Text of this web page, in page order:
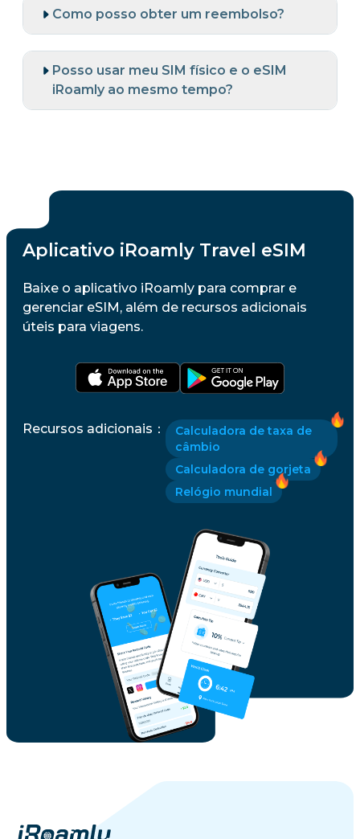
Como posso obter um reembolso?
Posso usar meu SIM físico e o eSIM
iRoamly ao mesmo tempo?
Aplicativo iRoamly Travel eSIM
Baixe o aplicativo iRoamly para comprar e
gerenciar eSIM, além de recursos adicionais
úteis para viagens.
Recursos adicionais ：
Calculadora de taxa de
câmbio
Calculadora de gorjeta
Relógio mundial